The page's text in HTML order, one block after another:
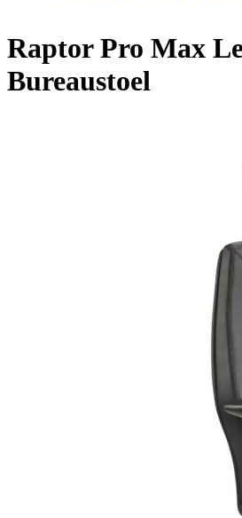
Raptor Pro Max
Bureaustoel